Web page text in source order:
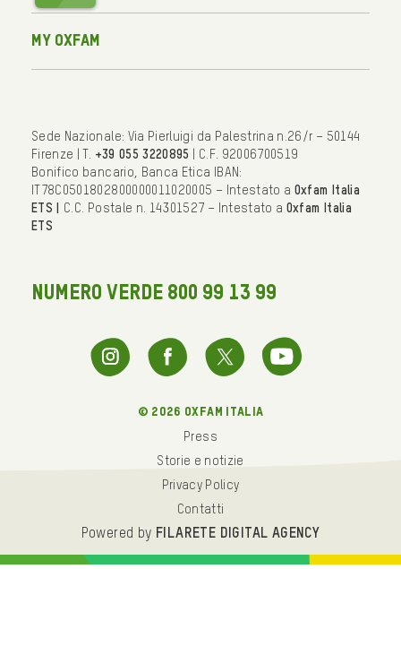
My Oxfam
Sede Nazionale: Via Pierluigi da Palestrina n.26/r – 50144
Firenze | T. +39 055 3220895
| C.F. 92006700519
Bonifico bancario, Banca Etica IBAN:
IT78C0501802800000011020005 – Intestato a Oxfam Italia
ETS | C.C. Postale n. 14301527 – Intestato a Oxfam Italia
ETS
NUMERO VERDE 800 99 13 99
© 2026 oxfam italia
Press
Storie e notizie
Privacy Policy
Contatti
Powered by FILARETE DIGITAL AGENCY